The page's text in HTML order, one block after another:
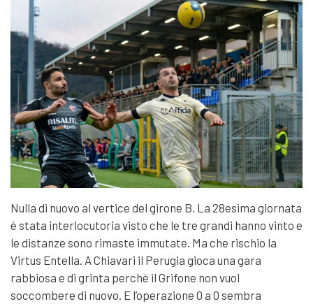
Nulla di nuovo al vertice del girone B. La 28esima giornata
è stata interlocutoria visto che le tre grandi hanno vinto e
le distanze sono rimaste immutate. Ma che rischio la
Virtus Entella. A Chiavari il Perugia gioca una gara
rabbiosa e di grinta perchè il Grifone non vuol
soccombere di nuovo. E l’operazione 0 a 0 sembra